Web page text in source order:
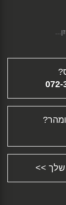
072-
שלך >>